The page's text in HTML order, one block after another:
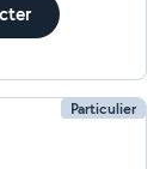
Particulier